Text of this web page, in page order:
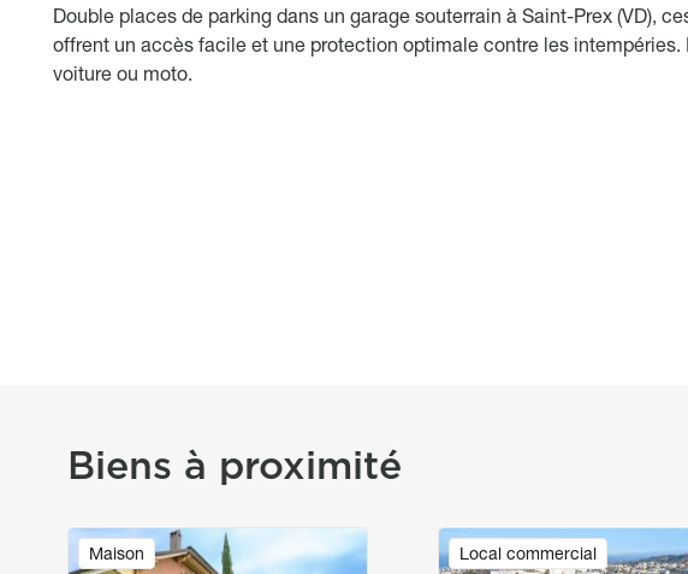
Object description
Double places de parking dans un garage souterrain à Saint-Prex (VD),
offrent un accès facile et une protection optimale contre les intempéries.
voiture ou moto.
Biens à proximité
Maison
Image Local commercial
Image